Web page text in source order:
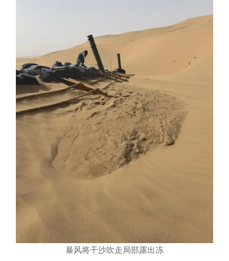
暴风将干沙吹走局部露出冻